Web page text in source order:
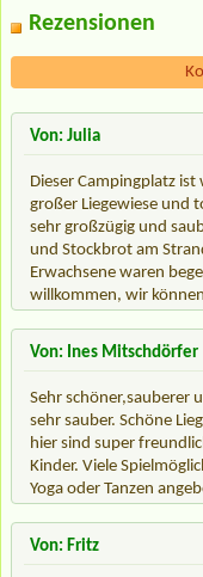
Rezensionen
Von: Julia
Dieser Campingplatz
großer Liegewiese und
sehr großzügig und
und Stockbrot am
Erwachsene waren
willkommen, wir
Von: Ines Mitschdörfer
Sehr schöner,sauberer
sehr sauber. Schöne
hier sind super
Kinder. Viele
Yoga oder Tanzen
Von: Fritz